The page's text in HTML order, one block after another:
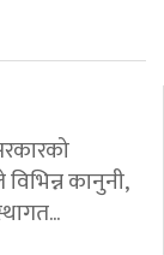
कानुनी,